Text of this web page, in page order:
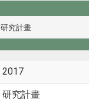
研究計畫
2017
研究計畫